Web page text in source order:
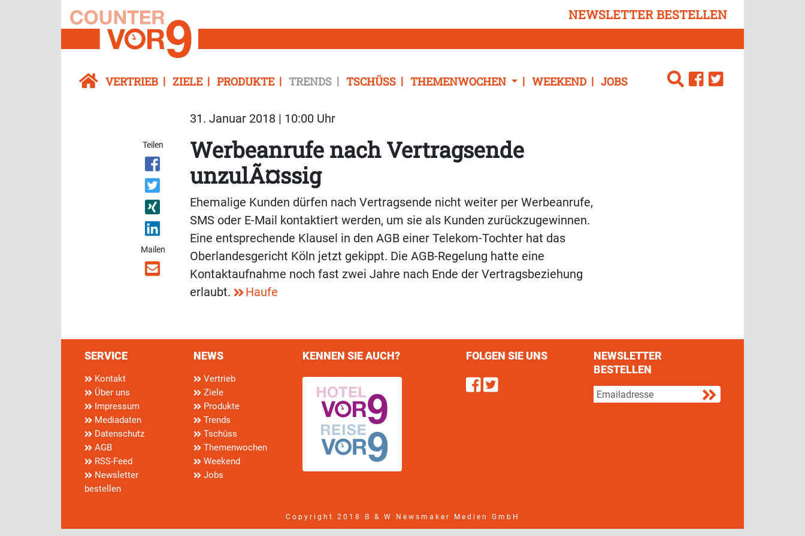
NEWSLETTER BESTELLEN
VERTRIEB ZIELE PRODUKTE TRENDS TSCHÜSS THEMENWOCHEN WEEKEND JOBS
31. Januar 2018 | 10:00 Uhr
Teilen
Mailen
Werbeanrufe nach Vertragsende
unzulÃ¤ssig
Ehemalige Kunden dürfen nach Vertragsende nicht weiter per Werbeanrufe,
SMS oder E-Mail kontaktiert werden, um sie als Kunden zurückzugewinnen.
Eine entsprechende Klausel in den AGB einer Telekom-Tochter hat das
Oberlandesgericht Köln jetzt gekippt. Die AGB-Regelung hatte eine
Kontaktaufnahme noch fast zwei Jahre nach Ende der Vertragsbeziehung
erlaubt.
Haufe
SERVICE
Kontakt
Über uns
Impressum
Mediadaten
Datenschutz
AGB
RSS-Feed
Newsletter
bestellen
NEWS
Vertrieb
Ziele
Produkte
Trends
Tschüss
Themenwochen
Weekend
Jobs
KENNEN SIE AUCH? FOLGEN SIE UNS
Find us on Facebook
Follow us on Twitter
NEWSLETTER
BESTELLEN
Copyright 2018 B & W Newsmaker Medien GmbH